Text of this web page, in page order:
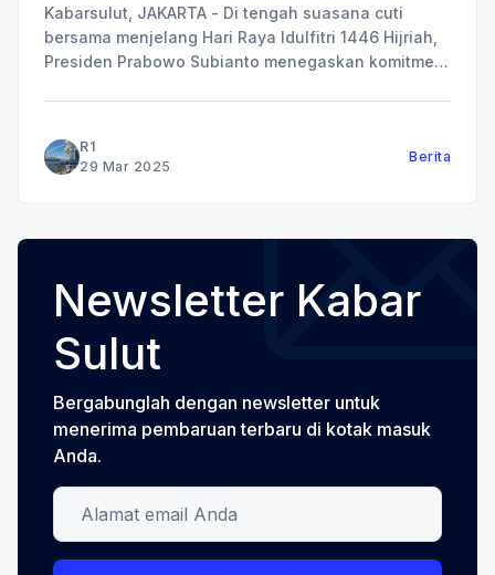
Kabarsulut, JAKARTA - Di tengah suasana cuti
bersama menjelang Hari Raya Idulfitri 1446 Hijriah,
Presiden Prabowo Subianto menegaskan komitmen
Pelindungan Anak. Acara peresmian berlangsung di
R1
29 Mar 2025
Berita
Newsletter Kabar
Sulut
Bergabunglah dengan newsletter untuk
menerima pembaruan terbaru di kotak masuk
Anda.
Alamat email Anda